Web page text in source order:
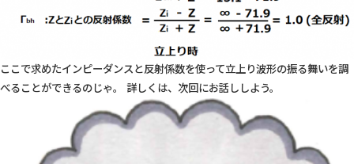
ここで求めたインピーダンスと反射係数を使って立上り波形の振る舞いを調
べることができるのじゃ。 詳しくは、次回にお話ししよう。